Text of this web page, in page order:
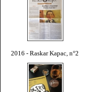
2016 - Raskar Kapac, n°2